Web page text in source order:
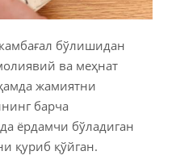
бўлишидан
ва меҳнат
жамиятни
барча
ёрдамчи бўладиган
қуриб қўйган.